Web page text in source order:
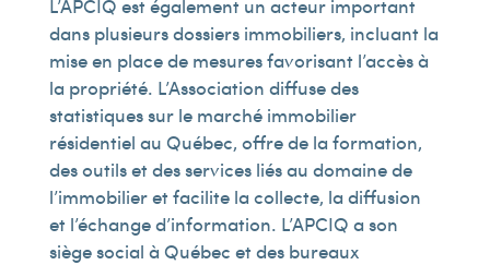
L’APCIQ est également un acteur important
dans plusieurs dossiers immobiliers, incluant la
mise en place de mesures favorisant l’accès à
la propriété. L’Association diffuse des
statistiques sur le marché immobilier
résidentiel au Québec, offre de la formation,
des outils et des services liés au domaine de
l’immobilier et facilite la collecte, la diffusion
et l’échange d’information. L’APCIQ a son
siège social à Québec et des bureaux